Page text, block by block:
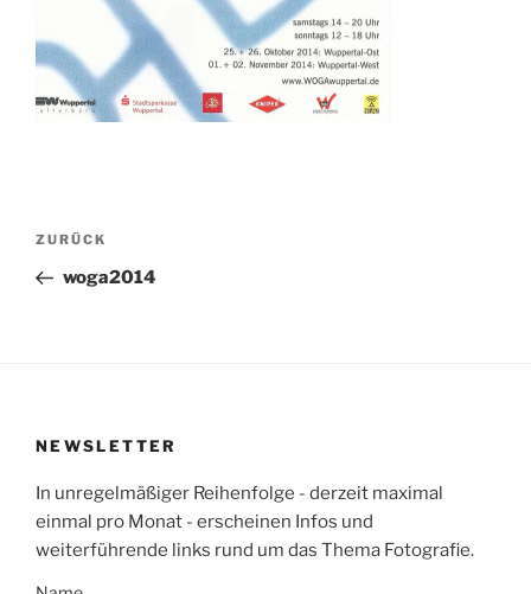
Beitragsnavigation
Vorheriger
Beitrag
ZURÜCK
woga2014
NEWSLETTER
In unregelmäßiger Reihenfolge - derzeit maximal
einmal pro Monat - erscheinen Infos und
weiterführende links rund um das Thema Fotografie.